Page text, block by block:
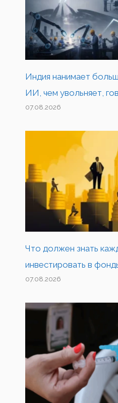
Индия нанимает
ИИ, чем увольняет,
07.08.2026
Что должен знать
инвестировать в
07.08.2026